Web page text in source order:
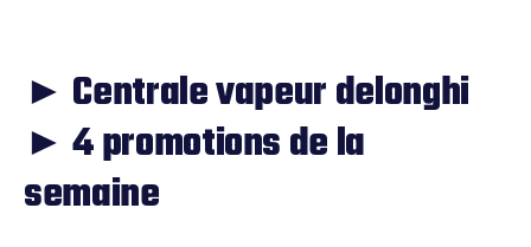
► Centrale vapeur delonghi
► 4 promotions de la
semaine